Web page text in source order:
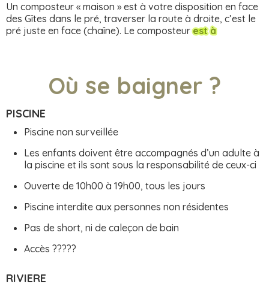
Un composteur « maison » est à votre disposition en face
des Gîtes dans le pré, traverser la route à droite, c’est le
pré juste en face (chaîne). Le composteurest à
Où se baigner ?
PISCINE
Piscine non surveillée
Les enfants doivent être accompagnés d’un adulte à
la piscine et ils sont sous la responsabilité de ceux-ci
Ouverte de 10h00 à 19h00, tous les jours
Piscine interdite aux personnes non résidentes
Pas de short, ni de caleçon de bain
Accès ?????
RIVIERE